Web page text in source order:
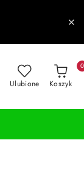
Ulubione Koszyk
0